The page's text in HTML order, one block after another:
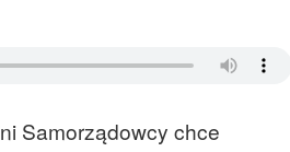
Samorządowcy chce